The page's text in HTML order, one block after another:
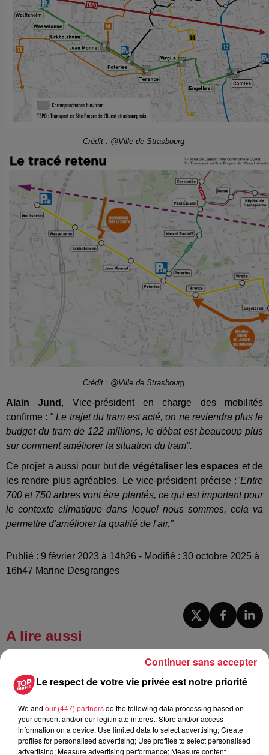
Crédit : @Ville de Strasbourg
Crédit : @Ville de Strasbourg
Alain Jund , Vice-président en charge des mobilités
confirme : " Le trajet du tram est acté, on ne reviendra plus le
budget du tram de 122 millions, le débat est beaucoup plus
sur comment améliorer la situation du tram".
Ce projet a aussi pour but de végétaliser les espaces et de
les rendre plus agréables. Le vice-président précise :"Entre
700 et 750 arbres vont être plantés, ce qui est important pour
le contexte climatique dans lequel nous sommes, cela va
permettre d'améliorer la qualité de l'air."
Publié : 9 février 2023 à 14h26 - Modifié : 30 octobre 2025 à
16h47 Marine Desgranges
A lire aussi
À Hoerdt, de l’eau brune sort des
6 août 2026
Le respect de votre vie privée est notre priorité
We and our (447) partnersdo the following data processing based on
your consent and/or our legitimate interest: Store and/or access
information on a device; Use limited data to select advertising; Create
profiles for personalised advertising; Use profiles to select personalised
advertising; Measure advertising performance; Measure content
Continuer sans accepter